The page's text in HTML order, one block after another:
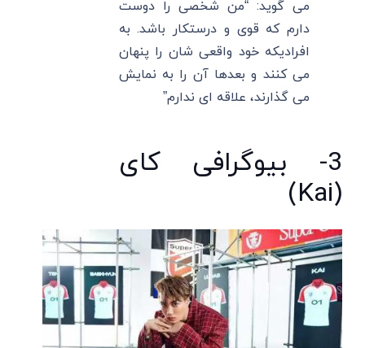
می گوید: “من شخصی را دوست
دارم که قوی و درستکار باشد. به
افرادیکه خود واقعی شان را پنهان
می کنند و بعدها آن را به نمایش
می گذارند، علاقه ای ندارم”
3- بیوگرافی کای
(Kai)